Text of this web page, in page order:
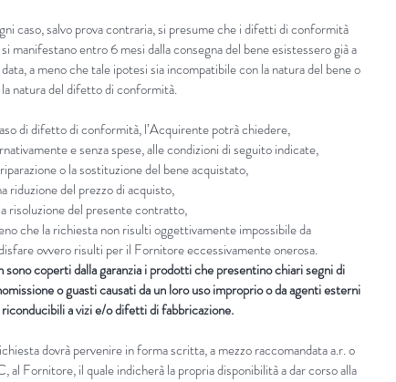
caso, salvo prova contraria, si presume che i difetti di conformità
manifestano entro 6 mesi dalla consegna del bene esistessero già a
a meno che tale ipotesi sia incompatibile con la natura del bene o
natura del difetto di conformità.
di difetto di conformità, l’Acquirente potrà chiedere,
e senza spese, alle condizioni di seguito indicate,
o la sostituzione del bene acquistato,
riduzione del prezzo di acquisto,
risoluzione del presente contratto,
che la richiesta non risulti oggettivamente impossibile da
ovvero risulti per il Fornitore eccessivamente onerosa.
sono coperti dalla garanzia i prodotti che presentino chiari segni di
o guasti causati da un loro uso improprio o da agenti esterni
a vizi e/o difetti di fabbricazione.
dovrà pervenire in forma scritta, a mezzo raccomandata a.r. o
al Fornitore, il quale indicherà la propria disponibilità a dar corso alla